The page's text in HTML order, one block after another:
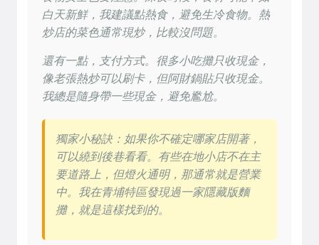
白天新鮮，我建議點熱食，避免生冷食物。熱
炒店的菜色通常現炒，比較沒問題。
還有一點，支付方式。很多小吃攤只收現金，
像老張熱炒可以刷卡，但阿財鍋貼只收現金。
我總是隨身帶一些現金，避免尷尬。
獨家小秘訣：如果你不確定哪家店開著，
可以繞到後巷看看。有些在地小店不在主
要道路上，但燈火通明，那通常就是營業
中。我在青埔特區發現過一家隱藏版麵
攤，就是這樣找到的。